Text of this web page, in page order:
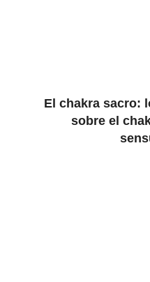
El chakra sacro:
sobre el